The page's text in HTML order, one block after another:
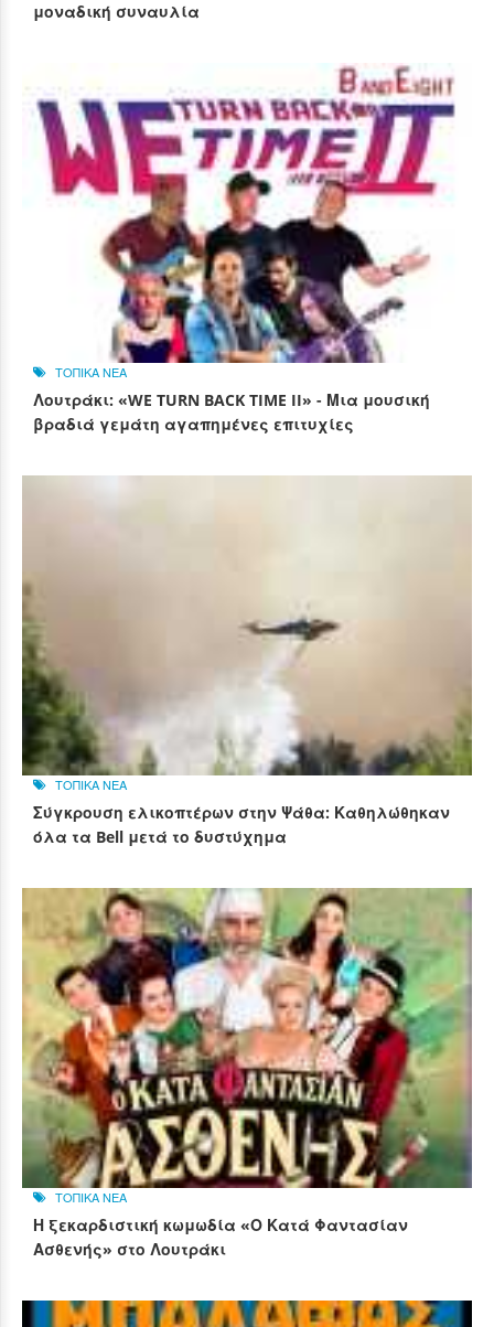
μοναδική συναυλία
ΤΟΠΙΚΑ ΝΕΑ
Λουτράκι: «WE TURN BACK TIME II» - Μια μουσική
βραδιά γεμάτη αγαπημένες επιτυχίες
ΤΟΠΙΚΑ ΝΕΑ
Σύγκρουση ελικοπτέρων στην Ψάθα: Καθηλώθηκαν
όλα τα Bell μετά το δυστύχημα
ΤΟΠΙΚΑ ΝΕΑ
Η ξεκαρδιστική κωμωδία «Ο Κατά Φαντασίαν
Ασθενής» στο Λουτράκι